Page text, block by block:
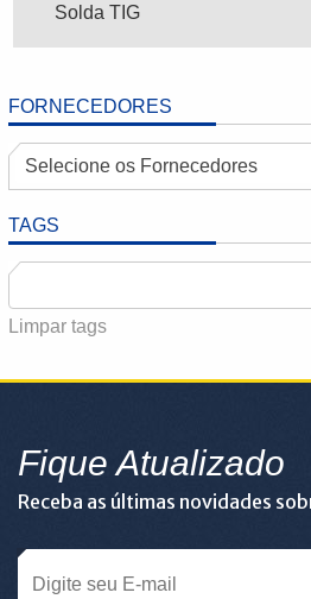
Solda TIG
FORNECEDORES
Selecione os Fornecedores
TAGS
Limpar tags
Fique Atualizado
Receba as últimas novidades